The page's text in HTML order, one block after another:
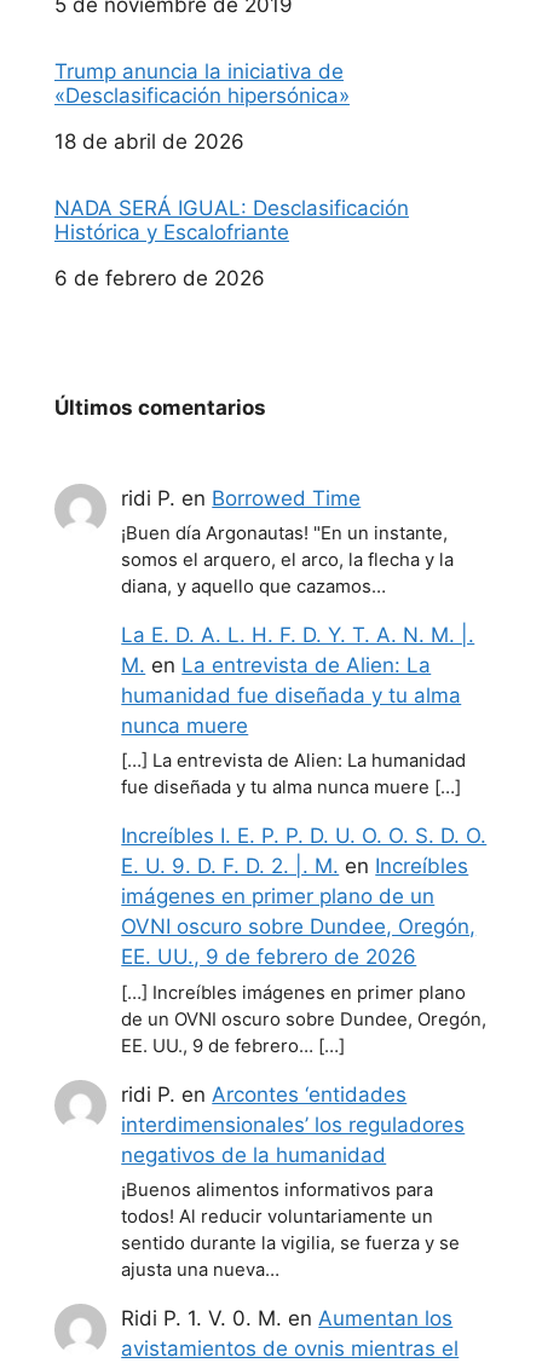
Trump anuncia la iniciativa de
«Desclasificación hipersónica»
Fecha
18 de abril de 2026
NADA SERÁ IGUAL: Desclasificación
Histórica y Escalofriante
Fecha
6 de febrero de 2026
Últimos comentarios
ridi P. en Borrowed Time
¡Buen día Argonautas! "En un instante,
somos el arquero, el arco, la flecha y la
diana, y aquello que cazamos…
La E. D. A. L. H. F. D. Y. T. A. N. M. |.
M. en La entrevista de Alien: La
humanidad fue diseñada y tu alma
nunca muere
[…] La entrevista de Alien: La humanidad
fue diseñada y tu alma nunca muere […]
Increíbles I. E. P. P. D. U. O. O. S. D. O.
E. U. 9. D. F. D. 2. |. M. en Increíbles
imágenes en primer plano de un
OVNI oscuro sobre Dundee, Oregón,
EE. UU., 9 de febrero de 2026
[…] Increíbles imágenes en primer plano
de un OVNI oscuro sobre Dundee, Oregón,
EE. UU., 9 de febrero… […]
ridi P. en Arcontes ‘entidades
interdimensionales’ los reguladores
negativos de la humanidad
¡Buenos alimentos informativos para
todos! Al reducir voluntariamente un
sentido durante la vigilia, se fuerza y se
ajusta una nueva…
Ridi P. 1. V. 0. M. enAumentan los
avistamientos de ovnis mientras el